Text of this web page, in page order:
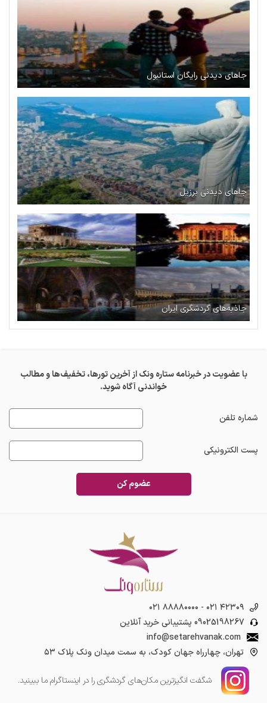
جاهای دیدنی رایگان استانبول
جاهای دیدنی برزیل
جاذبه‌های گردشگری ایران
با عضویت در خبرنامه ستاره ونک از آخرین تورها، تخفیف‌ها و مطالب
خواندنی آگاه شوید.
شماره تلفن
پست الکترونیکی
عضوم کن
۰۲۱ ۸۸۸۸۰۰۰۰ - ۰۲۱ ۴۲۳۰۹
09025198267 پشتیبانی خرید آنلاین
info@setarehvanak.com
تهران، چهارراه جهان کودک، به سمت میدان ونک پلاک ۵۳
شگفت انگیز‌ترین مکان‌های گردشگری را در اینستاگرام ما ببینید.